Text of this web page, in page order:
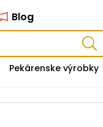
Blog
Pekárenske výrobky